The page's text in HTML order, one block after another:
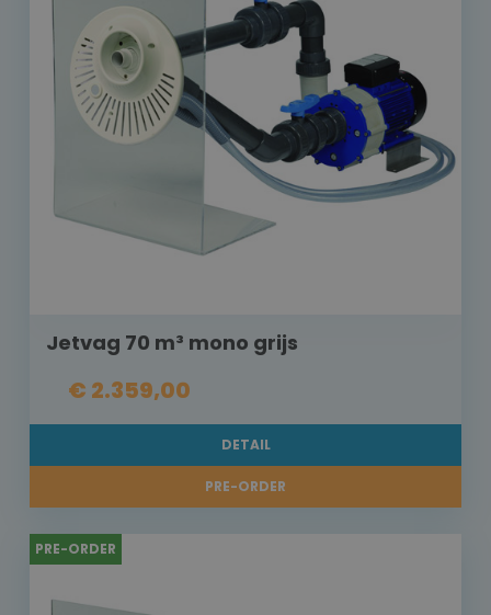
Jetvag 70 m³ mono grijs
€ 2.359,00
DETAIL
PRE-ORDER
PRE-ORDER